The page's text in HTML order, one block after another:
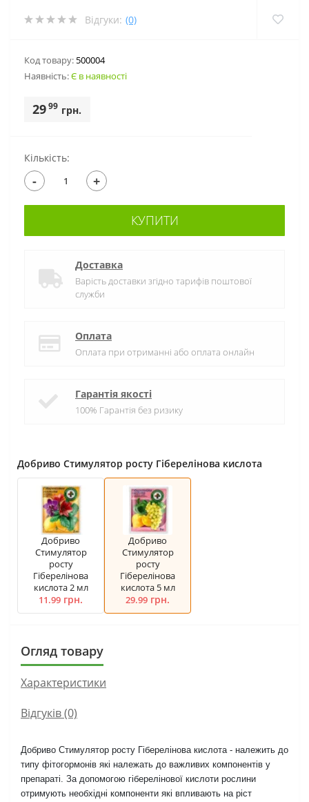
Відгуки: (0)
Код товару: 500004
Наявність:Є в наявності
2999 грн.
Кількість:
- +
КУПИТИ
Доставка
Варість доставки згідно тарифів поштової
служби
Оплата
Оплата при отриманні або оплата онлайн
Гарантія якості
100% Гарантія без ризику
Добриво Стимулятор росту Гіберелінова кислота
Добриво
Стимулятор
росту
Гіберелінова
кислота 2 мл
11.99 грн.
Добриво
Стимулятор
росту
Гіберелінова
кислота 5 мл
29.99 грн.
Огляд товару
Характеристики
Відгуків (0)
Добриво Стимулятор росту Гіберелінова кислота - належить до
типу фітогормонів які належать до важливих компонентів у
препараті. За допомогою гіберелінової кислоти рослини
отримують необхідні компоненти які впливають на ріст